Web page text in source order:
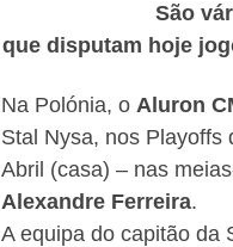
São
que disputam hoje
Na Polónia, o Aluron
Stal Nysa, nos Playoffs
Abril (casa) – nas
Alexandre Ferreira.
A equipa do capitão da